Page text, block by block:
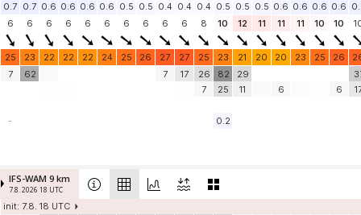
0.7 0.7 0.6 0.6 0.6 0.6 0.5 0.5 0.4 0.4 0.4 0.5 0.5 0.5 0.6 0.6 0.6 0.6
6
6 6 6 6 6 6 6 6 6 8 10 12 11 11 11 10 10
25 23 22 22 22 24 25 26 27 27 25 23 21 20 20 23 25 26
7
62 7 17
26
7
82
25
29
11
6 6
- 0.2
IFS-WAM 9 km
7.8. 2026 18 UTC
init: 7.8. 18 UTC